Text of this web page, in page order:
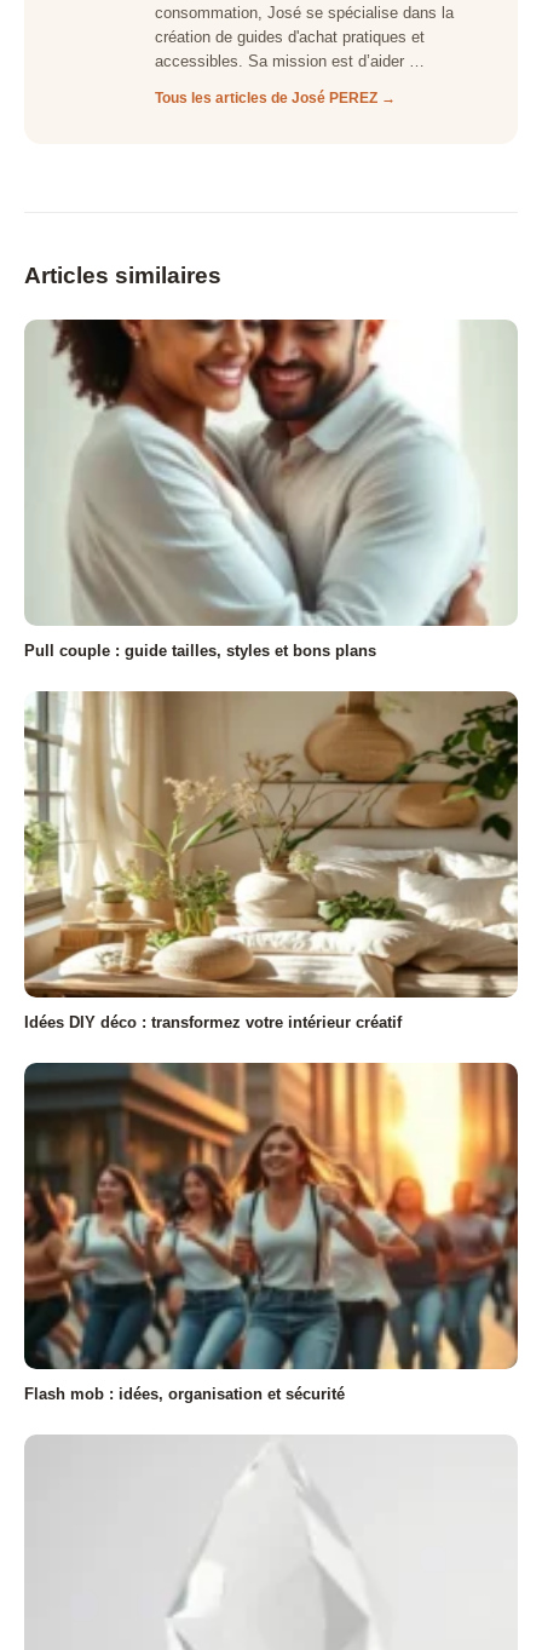
consommation, José se spécialise dans la
création de guides d'achat pratiques et
accessibles. Sa mission est d’aider …
Tous les articles de José PEREZ →
Articles similaires
Pull couple : guide tailles, styles et bons plans
Idées DIY déco : transformez votre intérieur créatif
Flash mob : idées, organisation et sécurité